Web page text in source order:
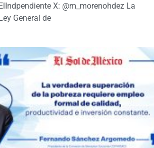
X: @m_morenohdez La
General de